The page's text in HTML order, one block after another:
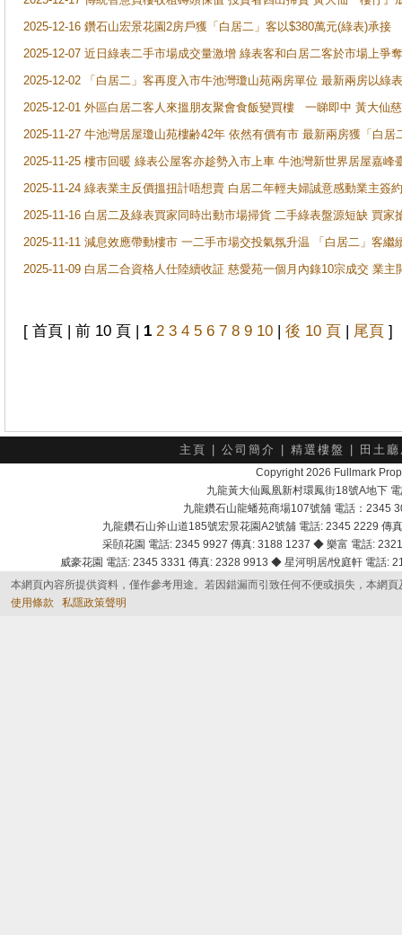
2025-12-16 鑽石山宏景花園2房戶獲「白居二」客以$380萬元(綠表)承接
2025-12-07 近日綠表二手市場成交量激增 綠表客和白居二客於市場上
2025-12-02 「白居二」客再度入市牛池灣瓊山苑兩房單位 最新兩房以綠
2025-12-01 外區白居二客人來搵朋友聚會食飯變買樓 一睇即中 黃大仙
2025-11-27 牛池灣居屋瓊山苑樓齢42年 依然有價有市 最新兩房獲「白居
2025-11-25 樓市回暖 綠表公屋客亦趁勢入市上車 牛池灣新世界居屋嘉峰
2025-11-24 綠表業主反價搵扭計唔想賣 白居二年輕夫婦誠意感動業主簽
2025-11-16 白居二及綠表買家同時出動市場掃貨 二手綠表盤源短缺 買
2025-11-11 減息效應帶動樓市 一二手市場交投氣氛升温 「白居二」客
2025-11-09 白居二合資格人仕陸續收証 慈愛苑一個月內錄10宗成交 業
[ 首頁 | 前 10 頁 | 1 2 3 4 5 6 7 8 9 10 | 後 10 頁 | 尾頁 ]
主頁 公司簡介 精選樓盤 田土
Copyright 2026 Fullmark
九龍黃大仙鳳凰新村環鳳街18號A地下
九龍鑽石山龍蟠苑商場107號舖 電話：2345
九龍鑽石山斧山道185號宏景花園A2號舖 電話: 2345 2229
采頣花園 電話: 2345 9927 傳真: 3188 1237 ◆ 樂富 電話:
威豪花園 電話: 2345 3331 傳真: 2328 9913 ◆ 星河明居/悅庭軒 電話
本網頁內容所提供資料，僅作參考用途。若因錯漏而引致任何不便或損失，本網
使用條款
私隱政策聲明